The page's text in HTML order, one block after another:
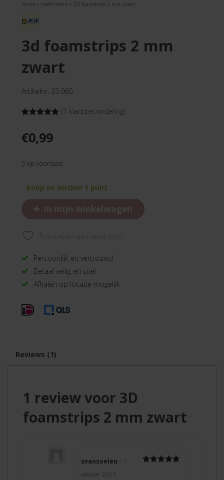
Home » Assortiment » 3D foamstrips 2 mm zwart
3d foamstrips 2 mm
zwart
Artikelnr. 33.060
gebaseerd
opklant
(1 klantbeoordeling)
€0,99
5 op voorraad
Koop en verdien 1 punt
+ In mijn winkelwagen
Persoonlijk en vertrouwd
Betaal veilig en snel
Afhalen op locatie mogelijk
Reviews (1)
1 review voor 3D
foamstrips 2 mm zwart
svanzoelen – 7
oktober 2023